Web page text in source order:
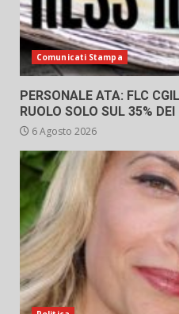
Comunicati Stampa
PERSONALE ATA: FLC
RUOLO SOLO SUL 35%
6 Agosto 2026